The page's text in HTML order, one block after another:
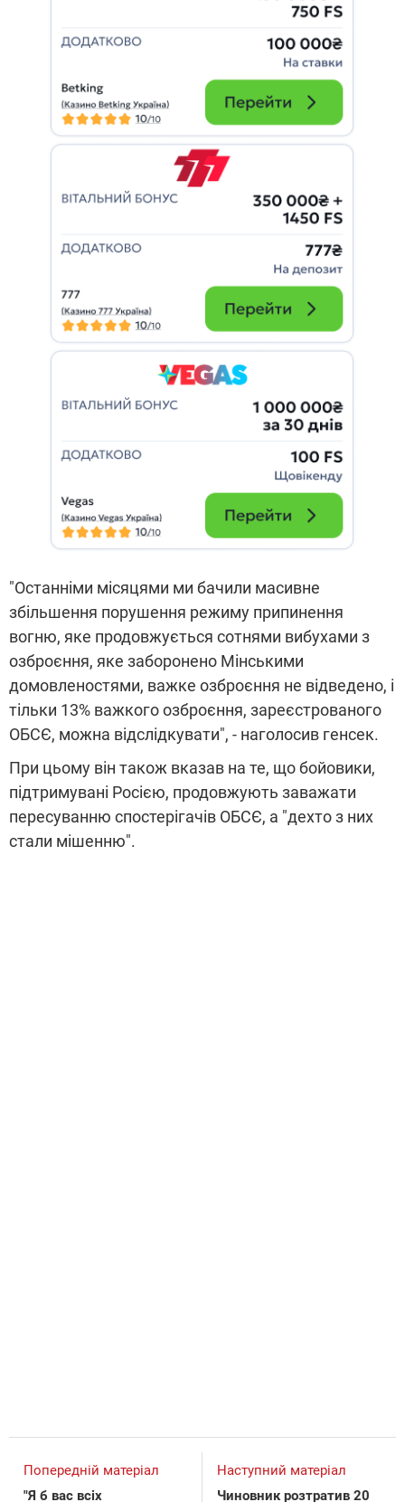
"Останніми місяцями ми бачили масивне
збільшення порушення режиму припинення
вогню, яке продовжується сотнями вибухами з
озброєння, яке заборонено Мінськими
домовленостями, важке озброєння не відведено, і
тільки 13% важкого озброєння, зареєстрованого
ОБСЄ, можна відслідкувати", - наголосив генсек.
При цьому він також вказав на те, що бойовики,
підтримувані Росією, продовжують заважати
пересуванню спостерігачів ОБСЄ, а "дехто з них
стали мішенню".
Попередній матеріал
"Я б вас всіх
Наступний матеріал
Чиновник розтратив 20